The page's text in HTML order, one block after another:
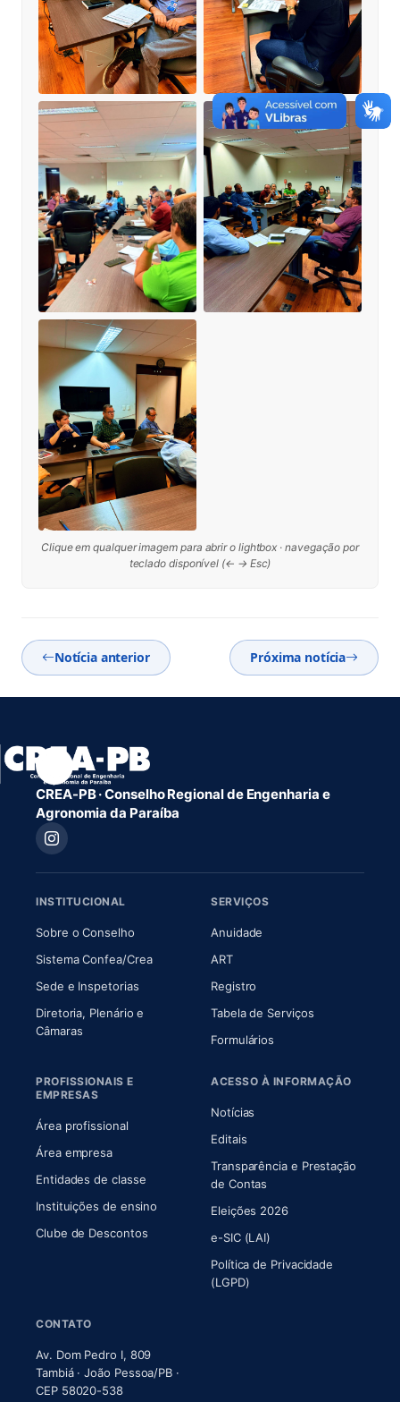
Clique em qualquer imagem para abrir o lightbox · navegação por
teclado disponível (← → Esc)
Notícia anterior Próxima notícia
CREA-PB · Conselho Regional de Engenharia e
Agronomia da Paraíba
INSTITUCIONAL
Sobre o Conselho(abre em nova aba)
Sistema Confea/Crea(abre em nova aba)
Sede e Inspetorias
Diretoria, Plenário e
Câmaras(abre em nova aba)
SERVIÇOS
Anuidade
ART(abre em nova aba)
Registro
Tabela de Serviços
Formulários
PROFISSIONAIS E
EMPRESAS
Área profissional
Área empresa
Entidades de classe
Instituições de ensino
Clube de Descontos
ACESSO À INFORMAÇÃO
Notícias
Editais
Transparência e Prestação
de Contas
Eleições 2026
e-SIC (LAI)
Política de Privacidade
(LGPD)
CONTATO
Av. Dom Pedro I, 809
Tambiá · João Pessoa/PB ·
CEP 58020-538